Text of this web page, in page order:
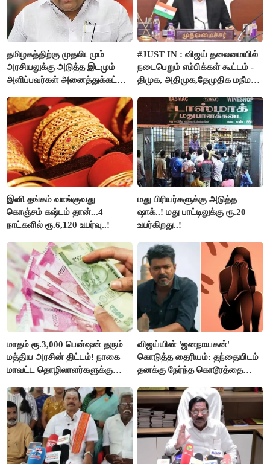
தமிழகத்திற்கு முதலிடமும்
அரசியலுக்கு அடுத்த இடமும்
அளிப்பவர்கள் அனைத்துக்கட்சி
பங்கேற்பார்கள் - மாணிக்கம்
தாகூர்..!!
#JUST IN : விஜய் தலைமையில்
நடைபெறும் எம்பிக்கள் கூட்டம் -
திமுக, அதிமுக,தேமுதிக மநீம
இனி தங்கம் வாங்குவது
கொஞ்சம் கஷ்டம் தான்...4
நாட்களில் ரூ.6,120 உயர்வு..!
மது பிரியர்களுக்கு அடுத்த
ஷாக்..! மது பாட்டிலுக்கு ரூ.20
உயர்கிறது..!
மாதம் ரூ.3,000 பென்ஷன் தரும்
மத்திய அரசின் திட்டம்! நாகை
மாவட்ட தொழிலாளர்களுக்கு
செய்தி!
விஜய்யின் 'ஜனநாயகன்'
கொடுத்த தைரியம்: தந்தையிடம்
தனக்கு நேர்ந்த கொடூரத்தை